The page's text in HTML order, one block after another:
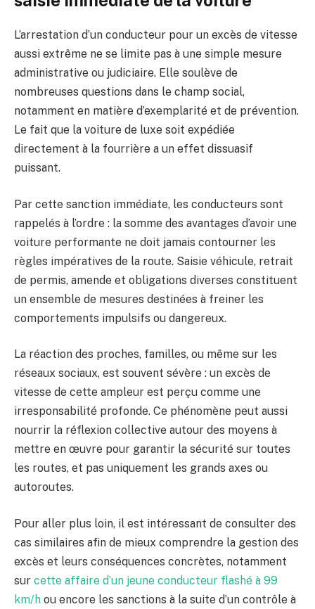
L’arrestation d’un conducteur pour un excès de vitesse
aussi extrême ne se limite pas à une simple mesure
administrative ou judiciaire. Elle soulève de
nombreuses questions dans le champ social,
notamment en matière d’exemplarité et de prévention.
Le fait que la voiture de luxe soit expédiée
directement à la fourrière a un effet dissuasif
puissant.
Par cette sanction immédiate, les conducteurs sont
rappelés à l’ordre : la somme des avantages d’avoir une
voiture performante ne doit jamais contourner les
règles impératives de la route. Saisie véhicule, retrait
de permis, amende et obligations diverses constituent
un ensemble de mesures destinées à freiner les
comportements impulsifs ou dangereux.
La réaction des proches, familles, ou même sur les
réseaux sociaux, est souvent sévère : un excès de
vitesse de cette ampleur est perçu comme une
irresponsabilité profonde. Ce phénomène peut aussi
nourrir la réflexion collective autour des moyens à
mettre en œuvre pour garantir la sécurité sur toutes
les routes, et pas uniquement les grands axes ou
autoroutes.
Pour aller plus loin, il est intéressant de consulter des
cas similaires afin de mieux comprendre la gestion des
excès et leurs conséquences concrètes, notamment
sur cette affaire d’un jeune conducteur flashé à 99
km/h ou encore les sanctions à la suite d’un contrôle à